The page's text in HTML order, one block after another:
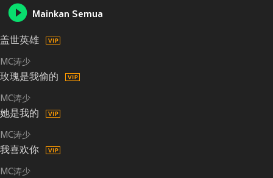
Mainkan Semua
盖世英雄
MC涛少
玫瑰是我偷的
MC涛少
她是我的
MC涛少
我喜欢你
MC涛少